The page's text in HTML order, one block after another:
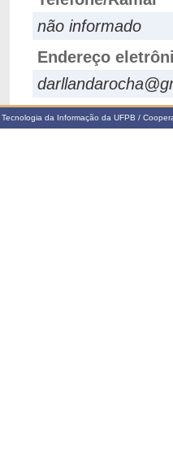
não informado
Endereço
da Informação da UFPB /